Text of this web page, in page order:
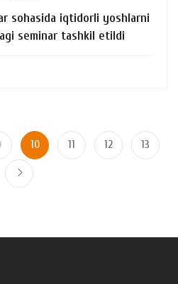
sohasida iqtidorli yoshlarni
seminar tashkil etildi
10 11 12 13